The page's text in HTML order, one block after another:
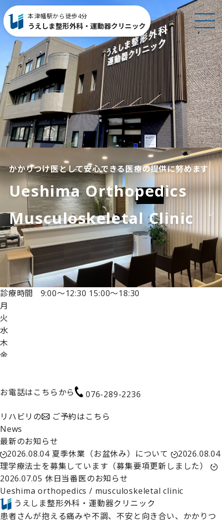
本津幡駅から徒歩4分
うえしま整形外科・運動器クリニック
MEN
U
かかりつけ医として安心できる医療の提供に努めます
Ueshima Orthopedics
Musculoskeletal Clinic
診療時間 9:00～12:30 15:00～18:30
月
火
水
木
金
お電話はこちらから
076-289-2236
リハビリの
ご予約はこちら
News
最新のお知らせ
2026.08.04 夏季休業（お盆休み）について
2026.08.04
理学療法士を募集しています（募集要項更新しました）
2026.07.05 休日当番医のお知らせ
Ueshima orthopedics / musculoskeletal clinic
うえしま整形外科・運動器クリニック
患者さんが抱える痛みや不調、不安と向き合い、 かかりつ